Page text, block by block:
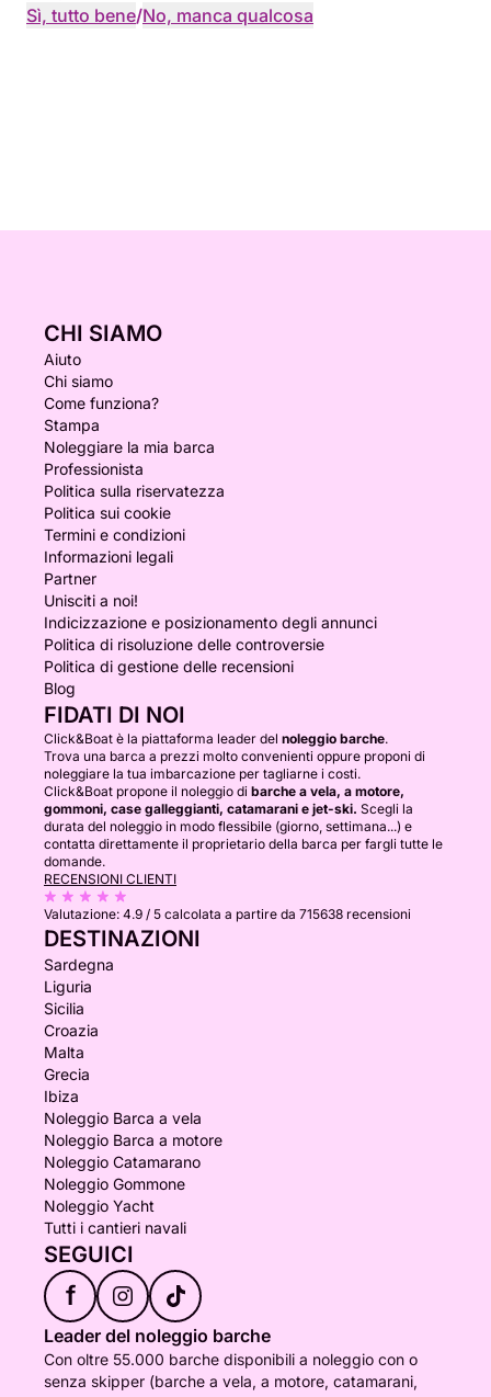
Sì, tutto bene/No, manca qualcosa
CHI SIAMO
Aiuto
Chi siamo
Come funziona?
Stampa
Noleggiare la mia barca
Professionista
Politica sulla riservatezza
Politica sui cookie
Termini e condizioni
Informazioni legali
Partner
Unisciti a noi!
Indicizzazione e posizionamento degli annunci
Politica di risoluzione delle controversie
Politica di gestione delle recensioni
Blog
FIDATI DI NOI
Click&Boat è la piattaforma leader del noleggio barche.
Trova una barca a prezzi molto convenienti oppure proponi di
noleggiare la tua imbarcazione per tagliarne i costi.
Click&Boat propone il noleggio di barche a vela, a motore,
gommoni, case galleggianti, catamarani e jet-ski. Scegli la
durata del noleggio in modo flessibile (giorno, settimana...) e
contatta direttamente il proprietario della barca per fargli tutte le
domande.
RECENSIONI CLIENTI
Valutazione: 4.9 / 5 calcolata a partire da 715638 recensioni
DESTINAZIONI
Sardegna
Liguria
Sicilia
Croazia
Malta
Grecia
Ibiza
Noleggio Barca a vela
Noleggio Barca a motore
Noleggio Catamarano
Noleggio Gommone
Noleggio Yacht
Tutti i cantieri navali
SEGUICI
f
Leader del noleggio barche
Con oltre 55.000 barche disponibili a noleggio con o
senza skipper (barche a vela, a motore, catamarani,